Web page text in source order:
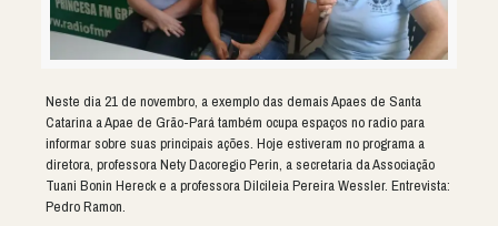
Neste dia 21 de novembro, a exemplo das demais Apaes de Santa
Catarina a Apae de Grão-Pará também ocupa espaços no radio para
informar sobre suas principais ações. Hoje estiveram no programa a
diretora, professora Nety Dacoregio Perin, a secretaria da Associação
Tuani Bonin Hereck e a professora Dilcileia Pereira Wessler. Entrevista:
Pedro Ramon.